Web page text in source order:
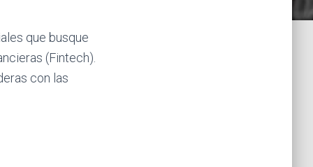
que busque
(Fintech).
con las